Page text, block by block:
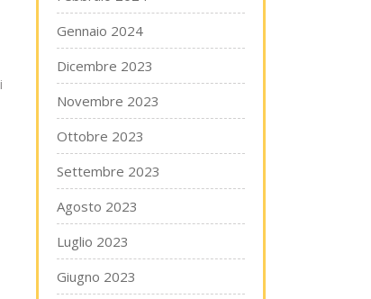
Gennaio 2024
Dicembre 2023
Novembre 2023
Ottobre 2023
Settembre 2023
Agosto 2023
Luglio 2023
Giugno 2023